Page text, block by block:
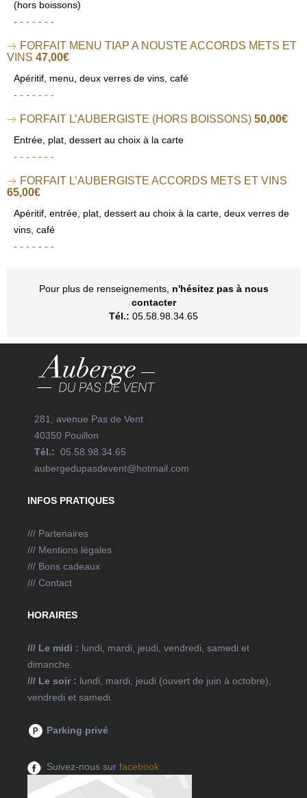
(hors boissons)
- - - - - - -
FORFAIT MENU TIAP A NOUSTE ACCORDS METS ET
VINS 47,00€
Apéritif, menu, deux verres de vins, café
- - - - - - -
FORFAIT L’AUBERGISTE (HORS BOISSONS) 50,00€
Entrée, plat, dessert au choix à la carte
- - - - - - -
FORFAIT L’AUBERGISTE ACCORDS METS ET VINS
65,00€
Apéritif, entrée, plat, dessert au choix à la carte, deux verres de
vins, café
- - - - - - -
Pour plus de renseignements, n'hésitez pas à nous
contacter
Tél.: 05.58.98.34.65
281, avenue Pas de Vent
40350 Pouillon
Tél.: 05.58.98.34.65
aubergedupasdevent@hotmail.com
INFOS PRATIQUES
/// Partenaires
/// Mentions légales
/// Bons cadeaux
/// Contact
HORAIRES
/// Le midi : lundi, mardi, jeudi, vendredi, samedi et
dimanche.
/// Le soir : lundi, mardi, jeudi (ouvert de juin à octobre),
vendredi et samedi.
Parking privé
Suivez-nous sur facebook